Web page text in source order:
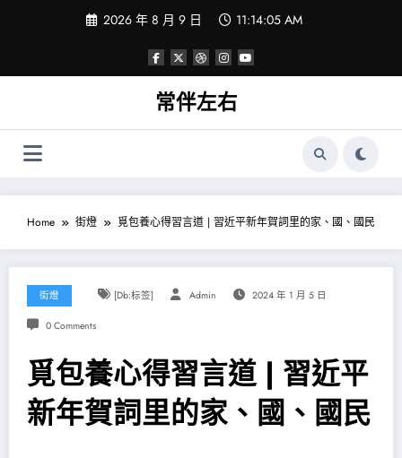
2026 年 8 月 9 日 11:14:05 AM
常伴左右
Home 街燈 覓包養心得習言道 | 習近平新年賀詞里的家、國、國民
街燈 [db:标签] Admin 2024 年 1 月 5 日
0 Comments
覓包養心得習言道 | 習近平
新年賀詞里的家、國、國民